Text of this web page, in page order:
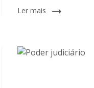
Ler mais